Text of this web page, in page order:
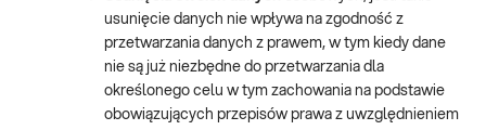
usunięcie danych nie wpływa na zgodność z
przetwarzania danych z prawem, w tym kiedy dane
nie są już niezbędne do przetwarzania dla
określonego celu w tym zachowania na podstawie
obowiązujących przepisów prawa z uwzględnieniem